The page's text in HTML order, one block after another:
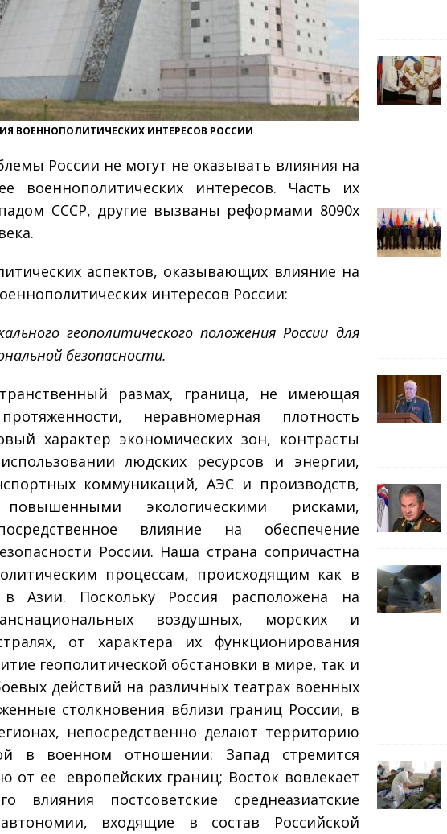
ВОЕННО­ПОЛИТИЧЕСКИХ ИНТЕРЕСОВ РОССИИ
России не могут не оказывать влияния на
военно­политических интересов. Часть их
СССР, другие вызваны реформами 80­90­х
аспектов, оказывающих влияние на
интересов России:
геополитического положения России для
безопасности.
размах, граница, не имеющая
неравномерная плотность
характер экономических зон, контрасты
людских ресурсов и энергии,
коммуникаций, АЭС и производств,
экологическими рисками,
влияние на обеспечение
России. Наша страна сопричастна
процессам, происходящим как в
Азии. Поскольку Россия расположена на
воздушных, морских и
от характера их функционирования
геополитической обстановки в мире, так и
действий на различных театрах военных
столкновения вблизи границ России, в
непосредственно делают территорию
в военном отношении: Запад стремится
от ее европейских границ; Восток вовлекает
влияния постсоветские среднеазиатские
входящие в состав Российской